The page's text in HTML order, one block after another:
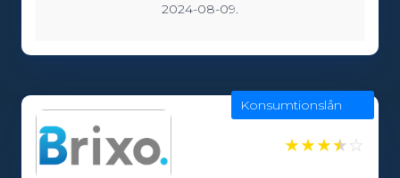
Ålderskrav:
18
2024-08-09.
★★★★☆
Konsumtionslån